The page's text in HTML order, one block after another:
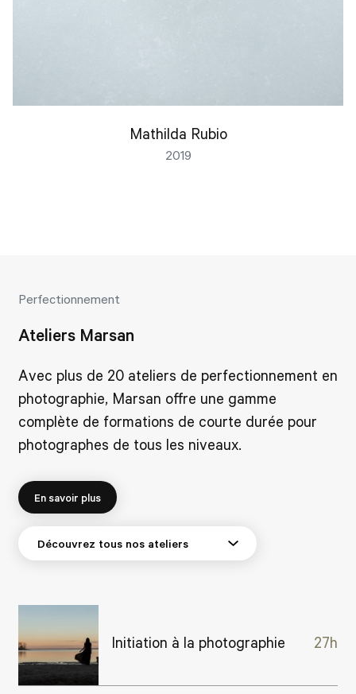
Mathilda Rubio
2019
Perfectionnement
Ateliers Marsan
Avec plus de 20 ateliers de perfectionnement en
photographie, Marsan offre une gamme
complète de formations de courte durée pour
photographes de tous les niveaux.
En savoir plus
Initiation à la photographie 27h